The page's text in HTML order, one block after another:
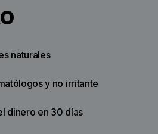
naturales
y no irritante
dinero en 30 días